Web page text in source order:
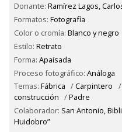
Donante: Ramírez Lagos,
Formatos: Fotografía
Color o cromía: Blanco y negro
Estilo: Retrato
Forma: Apaisada
Proceso fotográfico: Análoga
Temas: Fábrica /Carpintero /
construcción /Padre
Colaborador: San Antonio,
Huidobro”